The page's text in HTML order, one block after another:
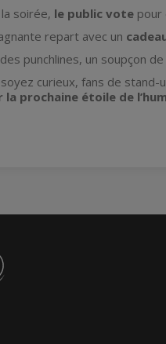
soirée, le public vote pour
repart avec un
punchlines, un soupçon
curieux, fans de
la prochaine étoile de